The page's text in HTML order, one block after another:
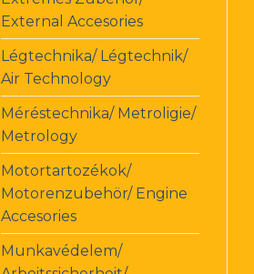
External Accesories
Légtechnika/ Légtechnik/
Air Technology
Méréstechnika/ Metroligie/
Metrology
Motortartozékok/
Motorenzubehör/ Engine
Accesories
Munkavédelem/